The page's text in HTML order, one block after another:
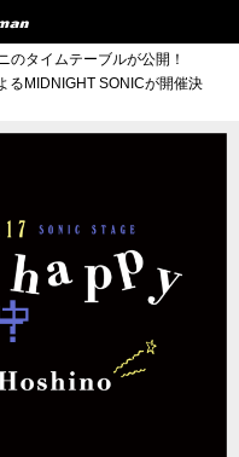
のタイムテーブルが公開！
るMIDNIGHT SONICが開催決